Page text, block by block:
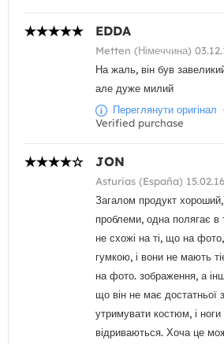
EDDA
Metten (Німеччина)
На жаль, він був
але дуже милий
Переглянути оригінал
Verified purchase
JON
Asturias (España) 15.02.16
Загалом продукт
проблеми, одна полягає в
не схожі на ті, що на
гумкою, і вони не мають
на фото. зображення, а
що він не має достатньої
утримувати костюм, і ноги
відриваються. Хоча це